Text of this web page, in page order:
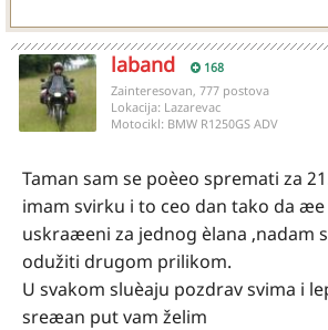
laband 168
Zainteresovan, 777 postova
Lokacija: Lazarevac
Motocikl: BMW R1250GS ADV
Taman sam se poèeo spremati za
imam svirku i to ceo dan tako da æe
uskraæeni za jednog èlana ,nadam
odužiti drugom prilikom.
U svakom sluèaju pozdrav svima i
sreæan put vam želim